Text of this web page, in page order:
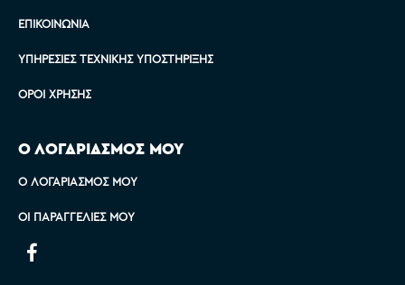
ΕΠΙΚΟΙΝΩΝΊΑ
ΥΠΗΡΕΣΊΕΣ ΤΕΧΝΙΚΉΣ ΥΠΟΣΤΉΡΙΞΗΣ
ΌΡΟΙ ΧΡΉΣΗΣ
Ο ΛΟΓΑΡΙΑΣΜΟΣ ΜΟΥ
Ο ΛΟΓΑΡΙΑΣΜΌΣ ΜΟΥ
ΟΙ ΠΑΡΑΓΓΕΛΊΕΣ ΜΟΥ